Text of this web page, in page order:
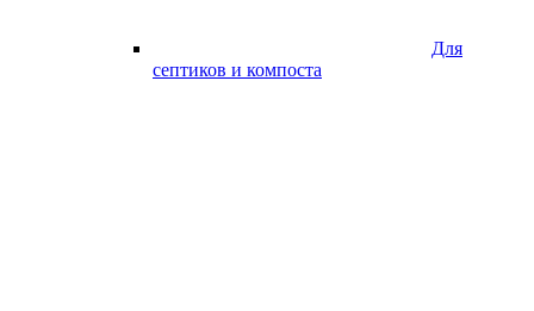
Для
септиков и компоста